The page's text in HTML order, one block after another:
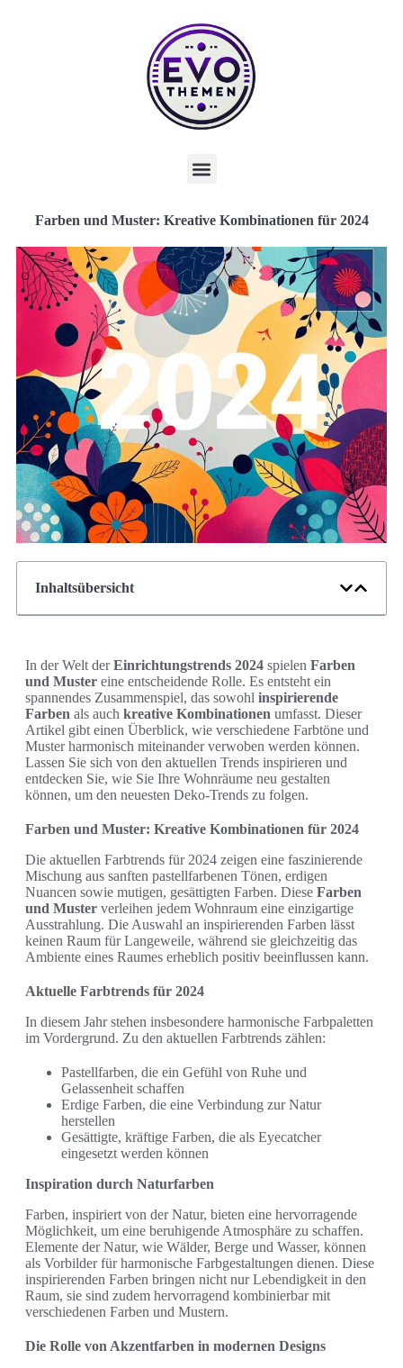
Farben und Muster: Kreative Kombinationen für 2024
Inhaltsübersicht
In der Welt derEinrichtungstrends 2024 spielen Farben
und Muster eine entscheidende Rolle. Es entsteht ein
spannendes Zusammenspiel, das sowohl inspirierende
Farben als auch kreative Kombinationen umfasst. Dieser
Artikel gibt einen Überblick, wie verschiedene Farbtöne und
Muster harmonisch miteinander verwoben werden können.
Lassen Sie sich von den aktuellen Trends inspirieren und
entdecken Sie, wie Sie Ihre Wohnräume neu gestalten
können, um den neuesten Deko-Trends zu folgen.
Farben und Muster: Kreative Kombinationen für 2024
Die aktuellen Farbtrends für 2024 zeigen eine faszinierende
Mischung aus sanften pastellfarbenen Tönen, erdigen
Nuancen sowie mutigen, gesättigten Farben. Diese Farben
und Muster verleihen jedem Wohnraum eine einzigartige
Ausstrahlung. Die Auswahl an inspirierenden Farben lässt
keinen Raum für Langeweile, während sie gleichzeitig das
Ambiente eines Raumes erheblich positiv beeinflussen kann.
Aktuelle Farbtrends für 2024
In diesem Jahr stehen insbesondere harmonische Farbpaletten
im Vordergrund. Zu den aktuellen Farbtrends zählen:
Pastellfarben, die ein Gefühl von Ruhe und
Gelassenheit schaffen
Erdige Farben, die eine Verbindung zur Natur
herstellen
Gesättigte, kräftige Farben, die als Eyecatcher
eingesetzt werden können
Inspiration durch Naturfarben
Farben, inspiriert von der Natur, bieten eine hervorragende
Möglichkeit, um eine beruhigende Atmosphäre zu schaffen.
Elemente der Natur, wie Wälder, Berge und Wasser, können
als Vorbilder für harmonische Farbgestaltungen dienen. Diese
inspirierenden Farben bringen nicht nur Lebendigkeit in den
Raum, sie sind zudem hervorragend kombinierbar mit
verschiedenen Farben und Mustern.
Die Rolle von Akzentfarben in modernen Designs